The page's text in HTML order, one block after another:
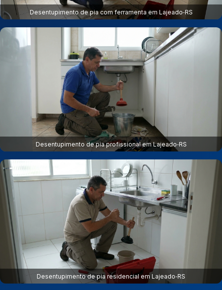
Desentupimento de pia com ferramenta em Lajeado‑RS
Desentupimento de pia profissional em Lajeado‑RS
Desentupimento de pia residencial em Lajeado‑RS